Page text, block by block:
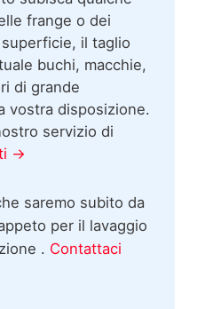
frange o dei
il taglio
buchi, macchie,
di grande
vostra disposizione.
servizio di
→
saremo subito da
per il lavaggio
. Contattaci